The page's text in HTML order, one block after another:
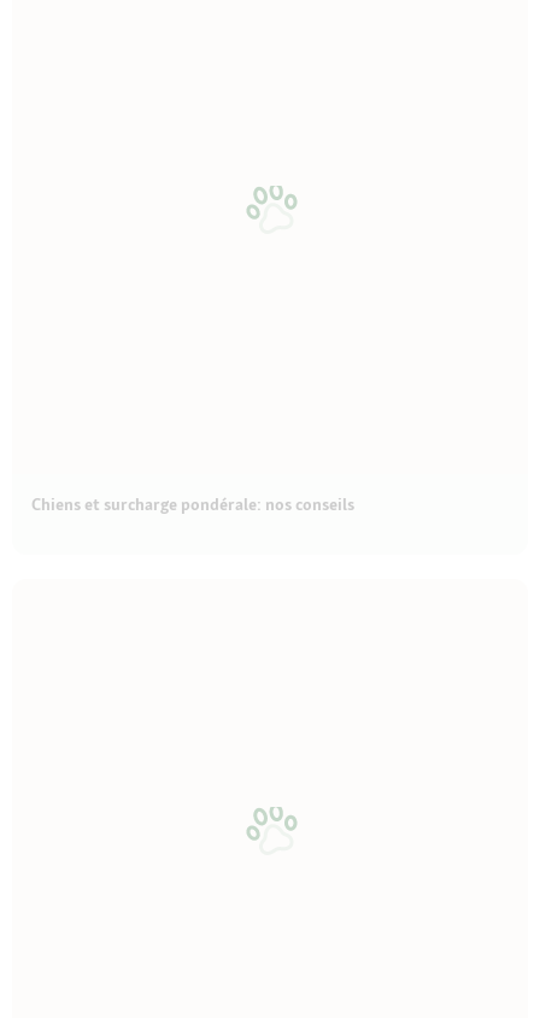
Chiens et surcharge pondérale: nos conseils